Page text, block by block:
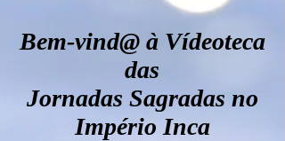
Bem-vind@ à Vídeoteca
das
Jornadas Sagradas no
Império Inca